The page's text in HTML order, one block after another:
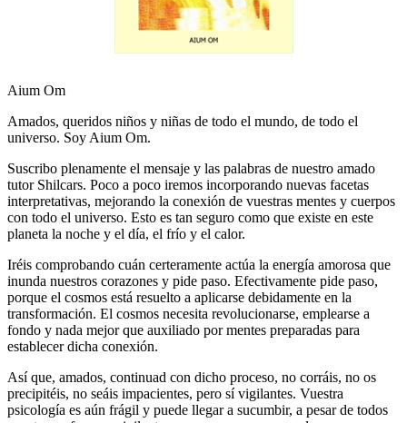
Aium Om
Amados, queridos niños y niñas de todo el mundo, de todo el
universo. Soy Aium Om.
Suscribo plenamente el mensaje y las palabras de nuestro amado
tutor Shilcars. Poco a poco iremos incorporando nuevas facetas
interpretativas, mejorando la conexión de vuestras mentes y cuerpos
con todo el universo. Esto es tan seguro como que existe en este
planeta la noche y el día, el frío y el calor.
Iréis comprobando cuán certeramente actúa la energía amorosa que
inunda nuestros corazones y pide paso. Efectivamente pide paso,
porque el cosmos está resuelto a aplicarse debidamente en la
transformación. El cosmos necesita revolucionarse, emplearse a
fondo y nada mejor que auxiliado por mentes preparadas para
establecer dicha conexión.
Así que, amados, continuad con dicho proceso, no corráis, no os
precipitéis, no seáis impacientes, pero sí vigilantes. Vuestra
psicología es aún frágil y puede llegar a sucumbir, a pesar de todos